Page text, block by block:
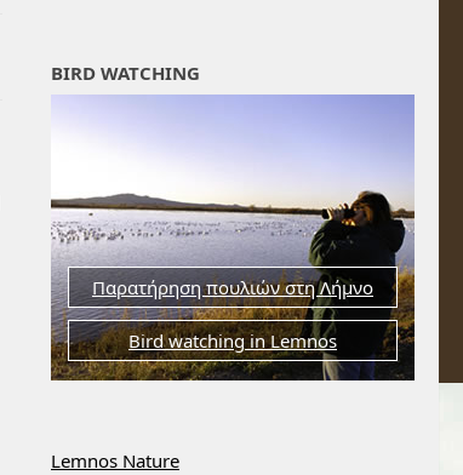
BIRD WATCHING
Παρατήρηση πουλιών στη Λήμνο
Bird watching in Lemnos
Lemnos Nature